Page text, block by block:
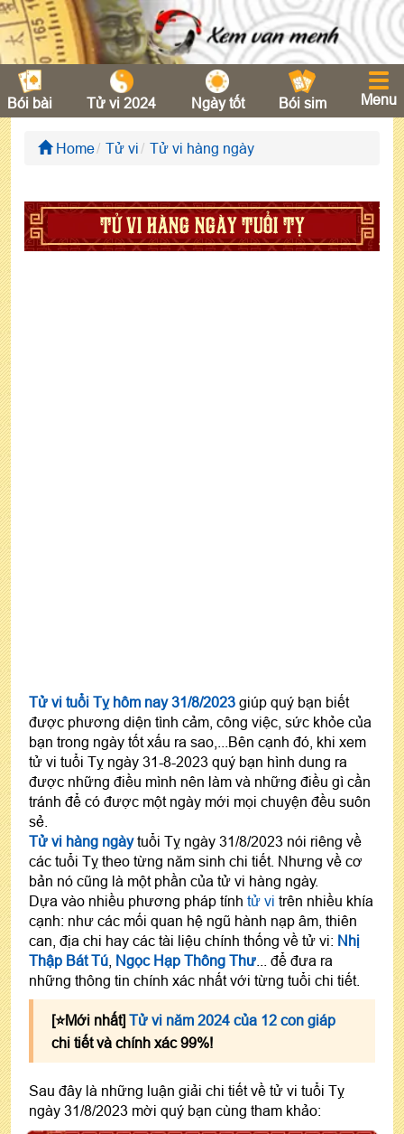
Bói bài Tử vi 2024 Ngày tốt Bói sim Menu
Home Tử vi Tử vi hàng ngày
TỬ VI HÀNG NGÀY TUỔI TỴ
Tử vi tuổi Tỵ hôm nay 31/8/2023 giúp quý bạn biết
được phương diện tình cảm, công việc, sức khỏe của
bạn trong ngày tốt xấu ra sao,...Bên cạnh đó, khi xem
tử vi tuổi Tỵ ngày 31-8-2023 quý bạn hình dung ra
được những điều mình nên làm và những điều gì cần
tránh để có được một ngày mới mọi chuyện đều suôn
sẻ.
Tử vi hàng ngàytuổi Tỵ ngày 31/8/2023 nói riêng về
các tuổi Tỵ theo từng năm sinh chi tiết. Nhưng về cơ
bản nó cũng là một phần của tử vi hàng ngày.
Dựa vào nhiều phương pháp tính tử vi trên nhiều khía
cạnh: như các mối quan hệ ngũ hành nạp âm, thiên
can, địa chi hay các tài liệu chính thống về tử vi: Nhị
Thập Bát Tú Ngọc Hạp Thông Thư ... để đưa ra
những thông tin chính xác nhất với từng tuổi chi tiết.
[⭐️Mới nhất] Tử vi năm 2024 của 12 con giáp
chi tiết và chính xác 99%!
Sau đây là những luận giải chi tiết về tử vi tuổi Tỵ
ngày 31/8/2023 mời quý bạn cùng tham khảo: